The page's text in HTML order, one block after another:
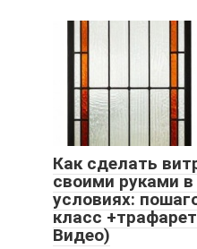
Как сделать
своими руками
условиях:
класс
Видео)